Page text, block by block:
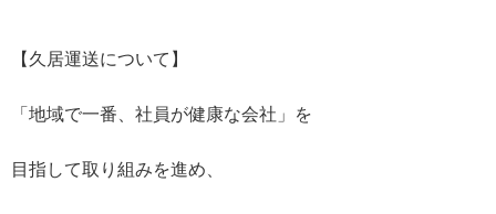
【久居運送について】
「地域で一番、社員が健康な会社」を
目指して取り組みを進め、